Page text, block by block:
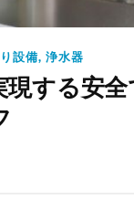
設備, 浄水器
現する安全